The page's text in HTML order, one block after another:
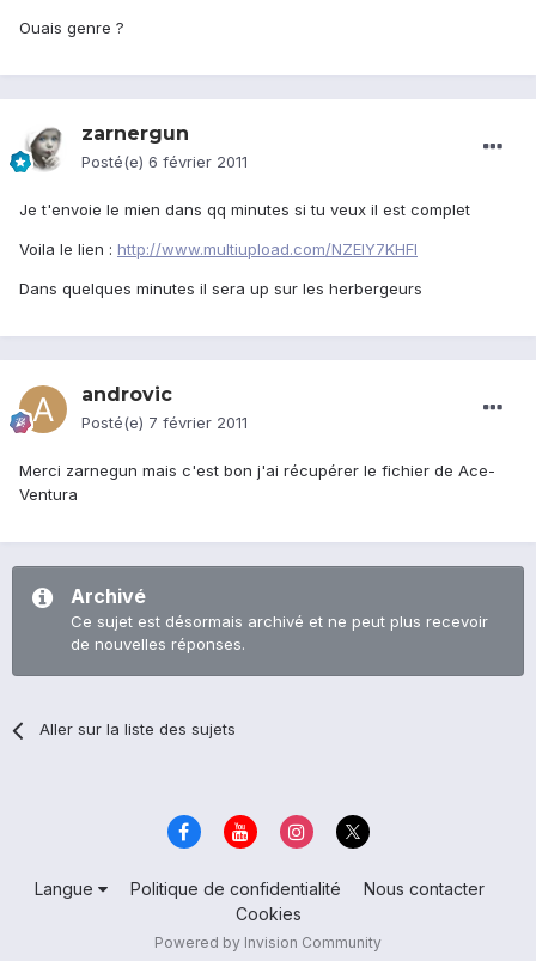
Ouais genre ?
zarnergun
Posté(e) 6 février 2011
Je t'envoie le mien dans qq minutes si tu veux il est complet
Voila le lien : http://www.multiupload.com/NZEIY7KHFI
Dans quelques minutes il sera up sur les herbergeurs
androvic
Posté(e) 7 février 2011
Merci zarnegun mais c'est bon j'ai récupérer le fichier de Ace-
Ventura
Archivé
Ce sujet est désormais archivé et ne peut plus recevoir
de nouvelles réponses.
Aller sur la liste des sujets
Langue Politique de confidentialité
Nous contacter
Cookies
Powered by Invision Community